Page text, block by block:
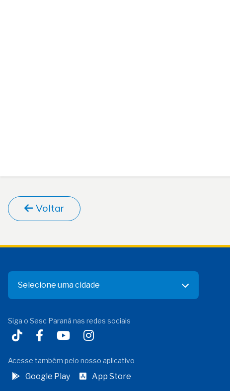
Voltar
Selecione uma cidade
Siga o Sesc Paraná nas redes sociais
Acesse também pelo nosso aplicativo
Google Play App Store